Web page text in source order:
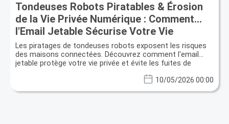
Tondeuses Robots Piratables & Érosion
de la Vie Privée Numérique : Comment
l'Email Jetable Sécurise Votre Vie
Intelligente
Les piratages de tondeuses robots exposent les risques
des maisons connectées. Découvrez comment l'email
jetable protège votre vie privée et évite les fuites de
10/05/2026 00:00